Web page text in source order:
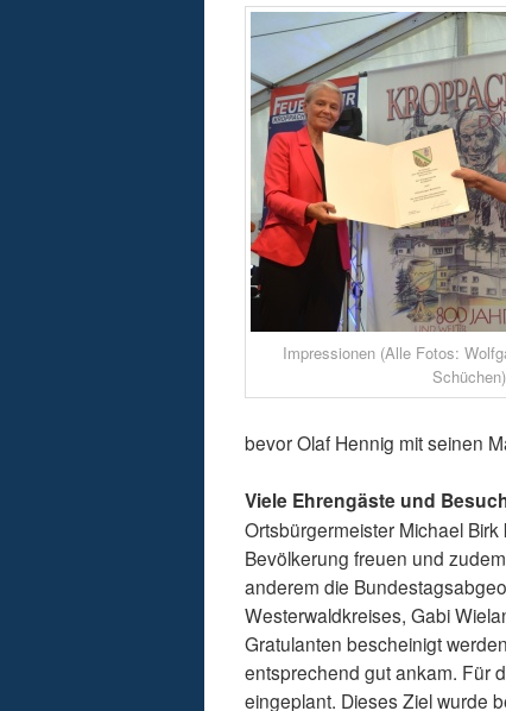
Impressionen (Alle Fotos:
Schüchen)
bevor Olaf Hennig mit seinen
Viele Ehrengäste und
Ortsbürgermeister Michael
Bevölkerung freuen und
anderem die
Westerwaldkreises, Gabi
Gratulanten bescheinigt
entsprechend gut ankam. Für
eingeplant. Dieses Ziel wurde